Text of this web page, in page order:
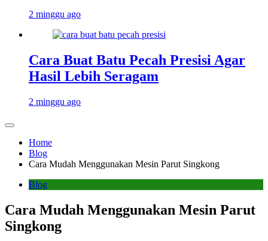
2 minggu ago
Cara Buat Batu Pecah Presisi Agar
Hasil Lebih Seragam
2 minggu ago
Home
Blog
Cara Mudah Menggunakan Mesin Parut Singkong
Blog
Cara Mudah Menggunakan Mesin Parut
Singkong